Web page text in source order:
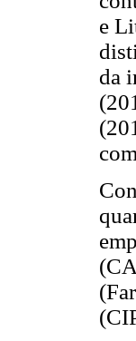
e
da